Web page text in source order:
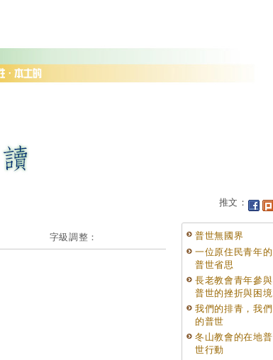
推文：
字級調整：
普世無國界
一位原住民青年的
普世省思
長老教會青年參與
普世的挫折與困境
我們的排青，我們
的普世
冬山教會的在地普
世行動